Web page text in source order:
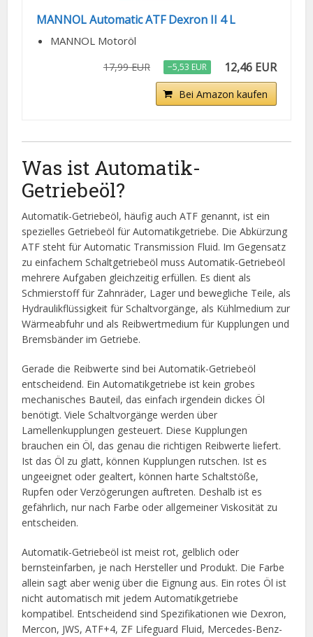
MANNOL Automatic ATF Dexron II 4 L
MANNOL Motoröl
17,99 EUR −5,53 EUR 12,46 EUR
Bei Amazon kaufen
Was ist Automatik-
Getriebeöl?
Automatik-Getriebeöl, häufig auch ATF genannt, ist ein
spezielles Getriebeöl für Automatikgetriebe. Die Abkürzung
ATF steht für Automatic Transmission Fluid. Im Gegensatz
zu einfachem Schaltgetriebeöl muss Automatik-Getriebeöl
mehrere Aufgaben gleichzeitig erfüllen. Es dient als
Schmierstoff für Zahnräder, Lager und bewegliche Teile, als
Hydraulikflüssigkeit für Schaltvorgänge, als Kühlmedium zur
Wärmeabfuhr und als Reibwertmedium für Kupplungen und
Bremsbänder im Getriebe.
Gerade die Reibwerte sind bei Automatik-Getriebeöl
entscheidend. Ein Automatikgetriebe ist kein grobes
mechanisches Bauteil, das einfach irgendein dickes Öl
benötigt. Viele Schaltvorgänge werden über
Lamellenkupplungen gesteuert. Diese Kupplungen
brauchen ein Öl, das genau die richtigen Reibwerte liefert.
Ist das Öl zu glatt, können Kupplungen rutschen. Ist es
ungeeignet oder gealtert, können harte Schaltstöße,
Rupfen oder Verzögerungen auftreten. Deshalb ist es
gefährlich, nur nach Farbe oder allgemeiner Viskosität zu
entscheiden.
Automatik-Getriebeöl ist meist rot, gelblich oder
bernsteinfarben, je nach Hersteller und Produkt. Die Farbe
allein sagt aber wenig über die Eignung aus. Ein rotes Öl ist
nicht automatisch mit jedem Automatikgetriebe
kompatibel. Entscheidend sind Spezifikationen wie Dexron,
Mercon, JWS, ATF+4, ZF Lifeguard Fluid, Mercedes-Benz-